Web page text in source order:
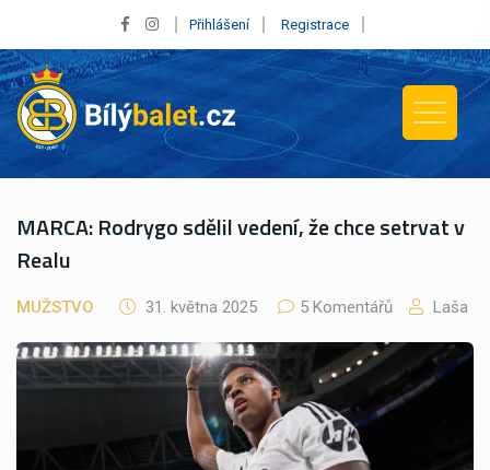
Přihlášení Registrace
MARCA: Rodrygo sdělil vedení, že chce setrvat v
Realu
MUŽSTVO 31. května 2025 5 Komentářů Laša